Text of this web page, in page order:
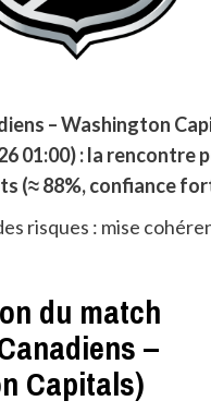
– Washington
01:00) : la rencontre
(≈ 88%, confiance
risques : mise
du match
–
Capitals)